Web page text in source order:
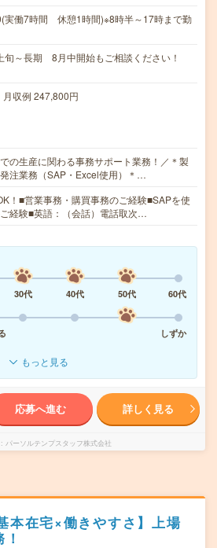
実働7時間 休憩1時間)※8時半～17時まで勤
旬～長期 8月中開始もご相談ください！
収例 247,800円
の生産に関わる事務サポート業務！／＊製
注業務（SAP・Excel使用）＊…
！■営業事務・購買事務のご経験■SAPを使
経験■英語：（会話）電話取次…
30代 40代 50代
60代
しずか
もっと見る
応募へ進む 詳しく見る
パーソルテンプスタッフ株式会社
本在宅×働きやすさ】上場